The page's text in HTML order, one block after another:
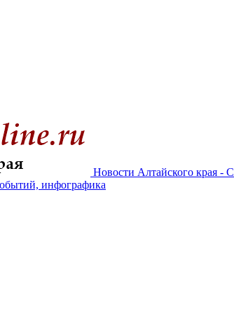
Новости Алтайского края -
инфографика